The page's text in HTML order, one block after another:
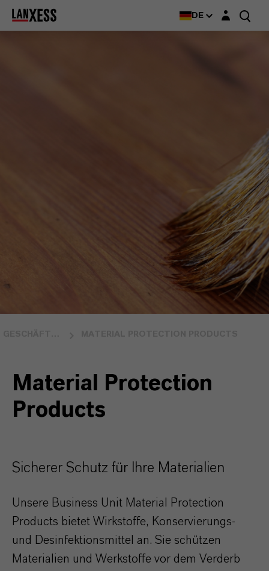
DE Login-Maske
Material Protection
Products
Sicherer Schutz für Ihre Materialien
Unsere Business Unit Material Protection
Products bietet Wirkstoffe, Konservierungs-
und Desinfektionsmittel an. Sie schützen
Materialien und Werkstoffe vor dem Verderb